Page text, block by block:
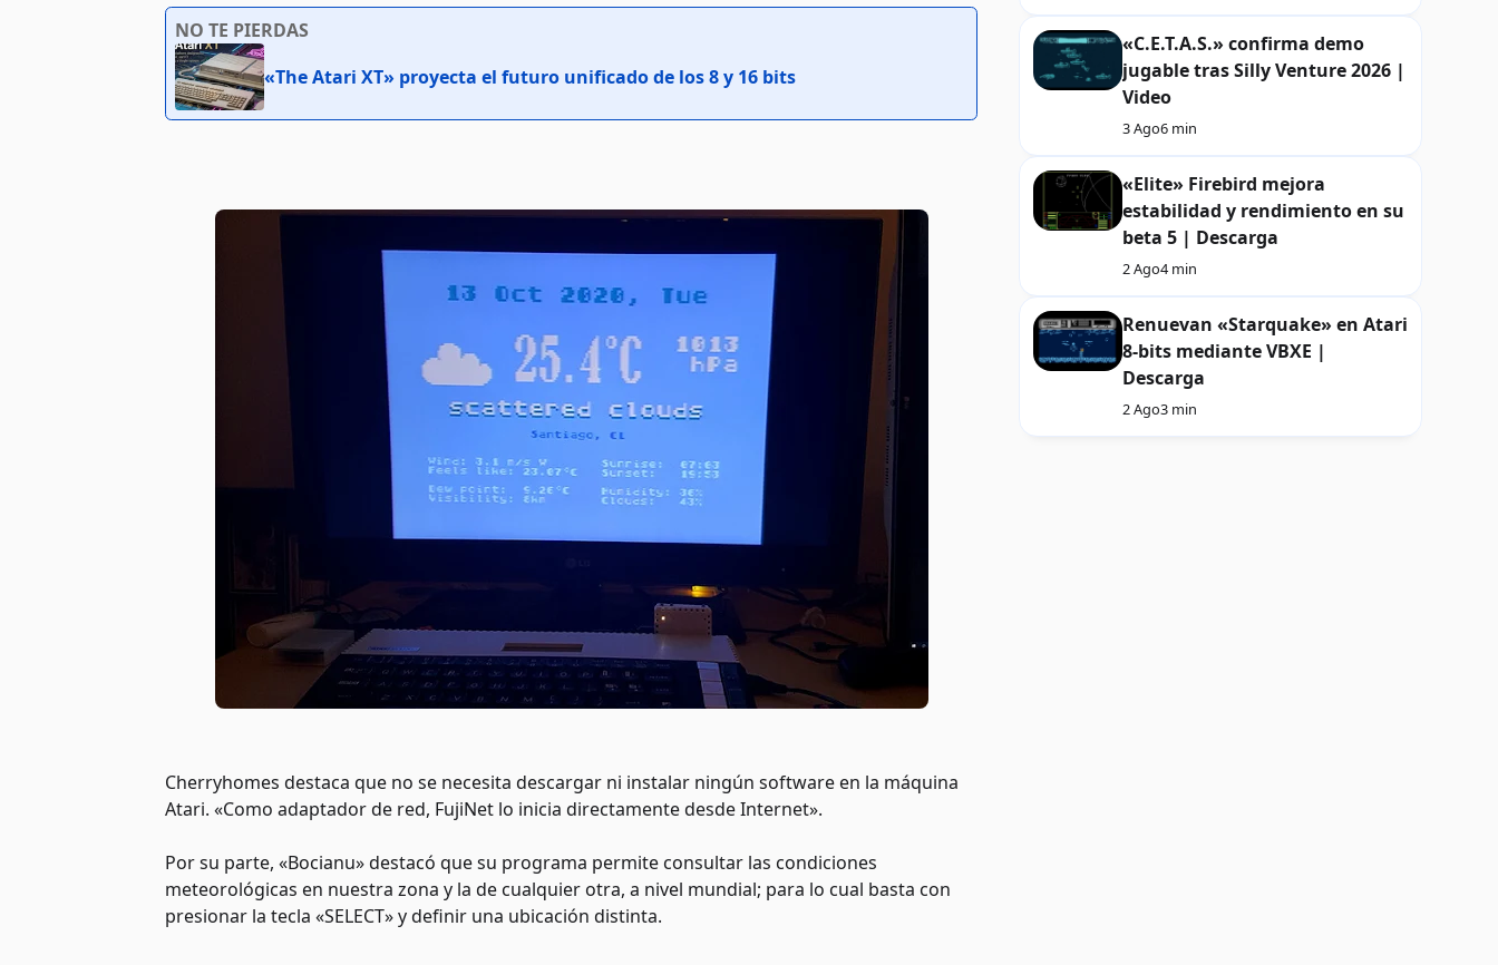
NO TE PIERDAS
«The Atari XT» proyecta el futuro unificado de los 8 y 16 bits
Cherryhomes destaca que no se necesita descargar ni instalar ningún software en la máquina
Atari. «Como adaptador de red, FujiNet lo inicia directamente desde Internet».
Por su parte, «Bocianu» destacó que su programa permite consultar las condiciones
meteorológicas en nuestra zona y la de cualquier otra, a nivel mundial; para lo cual basta con
presionar la tecla «SELECT» y definir una ubicación distinta.
«C.E.T.A.S.» confirma demo
jugable tras Silly Venture 2026 |
Video
3 Ago6 min
«Elite» Firebird mejora
estabilidad y rendimiento en su
beta 5 | Descarga
2 Ago4 min
Renuevan «Starquake» en Atari
8-bits mediante VBXE |
Descarga
2 Ago3 min